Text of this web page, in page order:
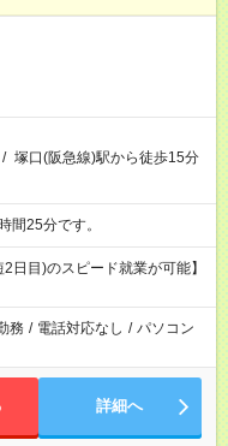
/ 塚口(阪急線)駅から徒歩15分
7時間25分です。
日目)のスピード就業が可能】
務 / 電話対応なし / パソコン
詳細へ